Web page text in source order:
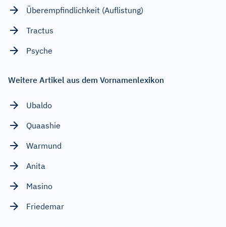
Überempfindlichkeit (Auflistung)
Tractus
Psyche
Weitere Artikel aus dem Vornamenlexikon
Ubaldo
Quaashie
Warmund
Anita
Masino
Friedemar